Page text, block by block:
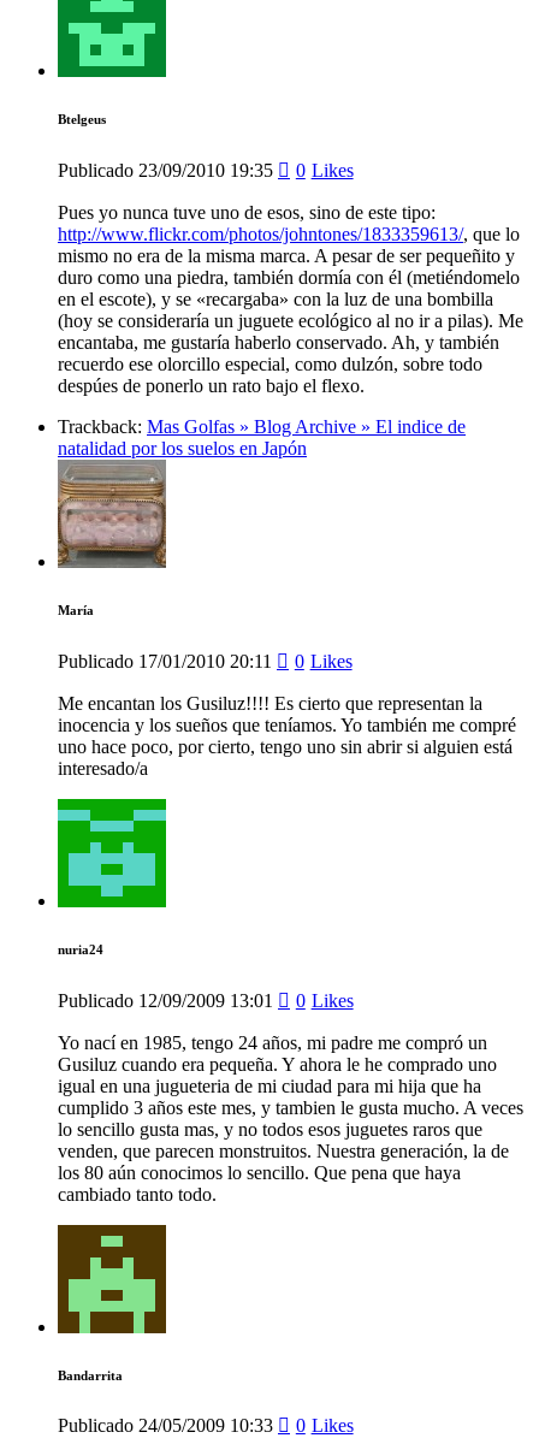
Btelgeus
Publicado 23/09/2010 19:35 0 Likes
Pues yo nunca tuve uno de esos, sino de este tipo:
http://www.flickr.com/photos/johntones/1833359613/, que lo
mismo no era de la misma marca. A pesar de ser pequeñito y
duro como una piedra, también dormía con él (metiéndomelo
en el escote), y se «recargaba» con la luz de una bombilla
(hoy se consideraría un juguete ecológico al no ir a pilas). Me
encantaba, me gustaría haberlo conservado. Ah, y también
recuerdo ese olorcillo especial, como dulzón, sobre todo
despúes de ponerlo un rato bajo el flexo.
Trackback: Mas Golfas » Blog Archive » El indice de
natalidad por los suelos en Japón
María
Publicado 17/01/2010 20:11 0 Likes
Me encantan los Gusiluz!!!! Es cierto que representan la
inocencia y los sueños que teníamos. Yo también me compré
uno hace poco, por cierto, tengo uno sin abrir si alguien está
interesado/a
nuria24
Publicado 12/09/2009 13:01 0 Likes
Yo nací en 1985, tengo 24 años, mi padre me compró un
Gusiluz cuando era pequeña. Y ahora le he comprado uno
igual en una jugueteria de mi ciudad para mi hija que ha
cumplido 3 años este mes, y tambien le gusta mucho. A veces
lo sencillo gusta mas, y no todos esos juguetes raros que
venden, que parecen monstruitos. Nuestra generación, la de
los 80 aún conocimos lo sencillo. Que pena que haya
cambiado tanto todo.
Bandarrita
Publicado 24/05/2009 10:33 0 Likes